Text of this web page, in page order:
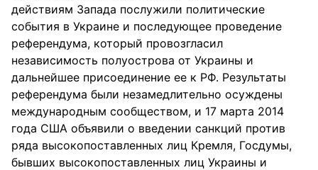
действиям Запада послужили политические
события в Украине и последующее проведение
референдума, который провозгласил
независимость полуострова от Украины и
дальнейшее присоединение ее к РФ. Результаты
референдума были незамедлительно осуждены
международным сообществом, и 17 марта 2014
года США объявили о введении санкций против
ряда высокопоставленных лиц Кремля, Госдумы,
бывших высокопоставленных лиц Украины и